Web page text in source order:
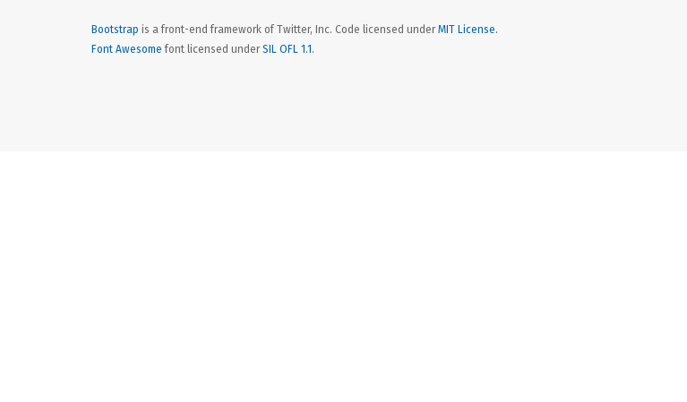
Bootstrap is a front-end framework of Twitter, Inc. Code licensed underMIT License.
Font Awesome font licensed underSIL OFL 1.1 .